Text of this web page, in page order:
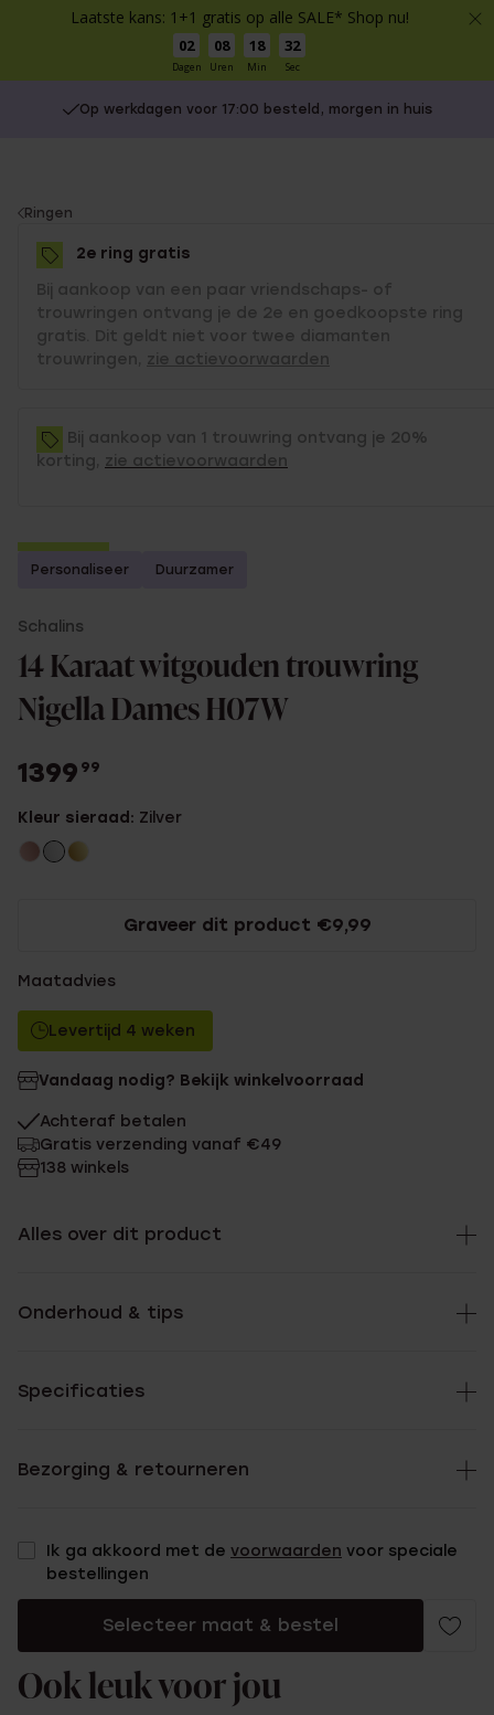
Laatste kans: 1+1 gratis op alle SALE* Shop nu!
02
Dagen
08
Uren
18
Min
32
Sec
Op werkdagen voor 17:00 besteld, morgen in huis
You
are
here:
Ringen
2e ring gratis
Bij aankoop van een paar vriendschaps- of
trouwringen ontvang je de 2e en goedkoopste ring
gratis. Dit geldt niet voor twee diamanten
trouwringen, zie actievoorwaarden
Bij aankoop van 1 trouwring ontvang je 20%
korting, zie actievoorwaarden
2e gratis
Personaliseer Duurzamer
Schalins
14 Karaat witgouden trouwring
Nigella Dames H07W
1399 99
Kleur sieraad: Zilver
Graveer dit product €9,99
Maatadvies
Levertijd 4 weken
Vandaag nodig? Bekijk winkelvoorraad
Achteraf betalen
Gratis verzending vanaf €49
138 winkels
Alles over dit product
Onderhoud & tips
Specificaties
Bezorging & retourneren
Ik ga akkoord met de voorwaarden voor speciale
bestellingen
Selecteer maat & bestel
Ook leuk voor jou